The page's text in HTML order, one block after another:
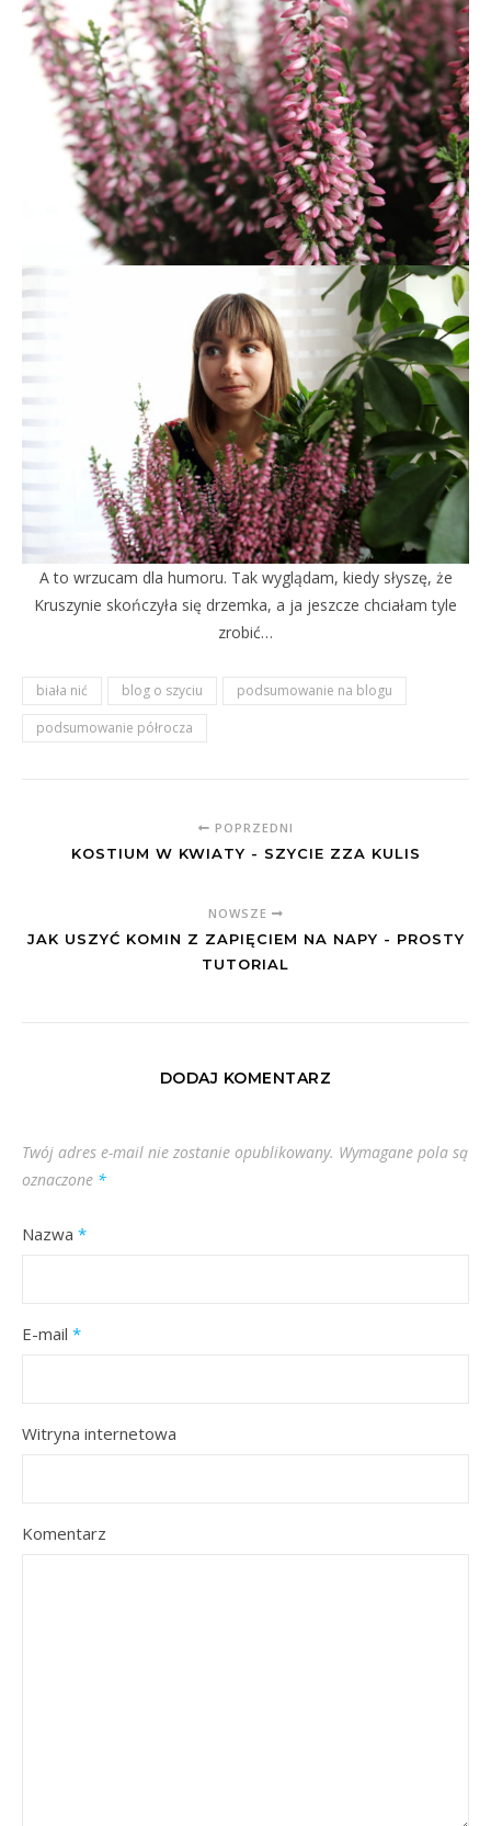
A to wrzucam dla humoru. Tak wyglądam, kiedy słyszę, że
Kruszynie skończyła się drzemka, a ja jeszcze chciałam tyle
zrobić…
biała nić blog o szyciu
podsumowanie na blogu
podsumowanie półrocza
POPRZEDNI
KOSTIUM W KWIATY - SZYCIE ZZA KULIS
NOWSZE
JAK USZYĆ KOMIN Z ZAPIĘCIEM NA NAPY - PROSTY
TUTORIAL
DODAJ KOMENTARZ
Twój adres e-mail nie zostanie opublikowany. Wymagane pola są
oznaczone *
Nazwa *
E-mail *
Witryna internetowa
Komentarz